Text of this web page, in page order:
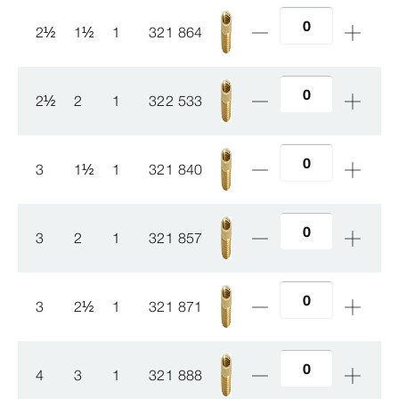
2½ 1½ 1 321 864
2½ 2 1 322 533
3 1½ 1 321 840
3 2 1 321 857
3 2½ 1 321 871
4 3 1 321 888